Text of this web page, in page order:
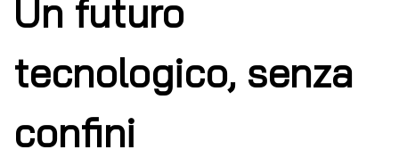
Un futuro
tecnologico, senza
confini